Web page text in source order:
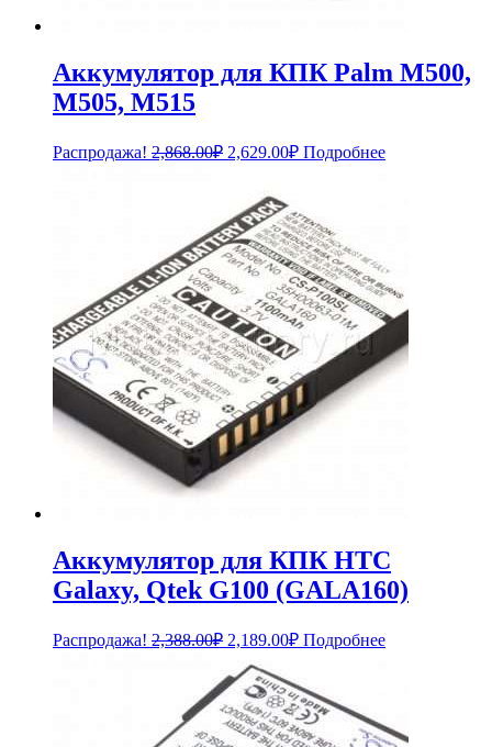
Аккумулятор для КПК Palm M500,
M505, M515
Распродажа! 2,868.00₽ Первоначальная
2,868.00₽.
2,629.00₽Текущая
цена:
Подробнее
Аккумулятор для КПК HTC
Galaxy, Qtek G100 (GALA160)
Распродажа! 2,388.00₽ Первоначальная
составляла
2,388.00₽.
2,189.00₽Текущая
цена:
Подробнее